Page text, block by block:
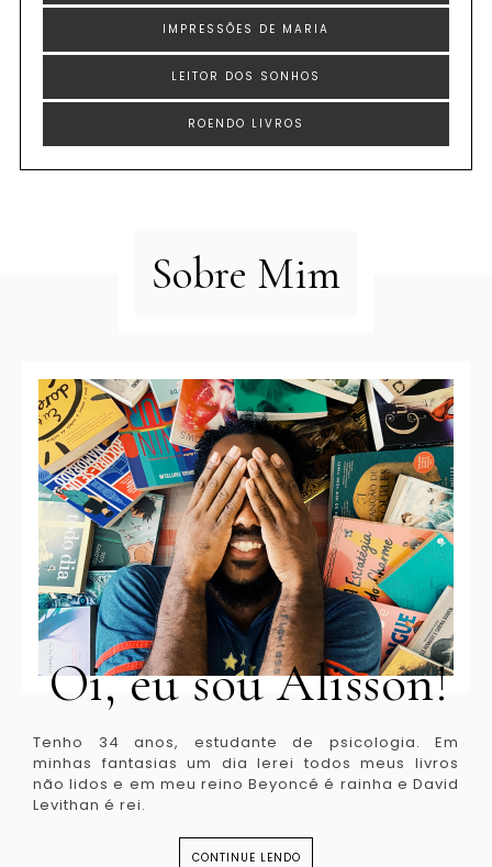
IMPRESSÕES DE MARIA
LEITOR DOS SONHOS
ROENDO LIVROS
Sobre Mim
Oi, eu sou Alisson!
Tenho 34 anos, estudante de psicologia. Em
minhas fantasias um dia lerei todos meus livros
não lidos e em meu reino Beyoncé é rainha e David
Levithan é rei.
CONTINUE LENDO